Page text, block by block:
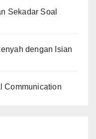
Sekadar Soal
dengan Isian
Communication